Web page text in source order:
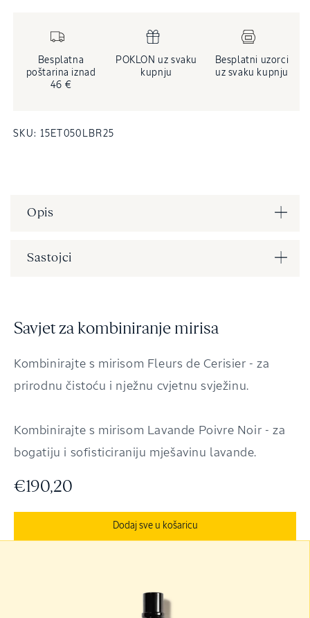
Blanche
Besplatna
poštarina iznad
46 €
POKLON uz svaku
kupnju
Besplatni uzorci
uz svaku kupnju
SKU: INVENTARNA
15ET050LBR25
Opis
Sastojci
Savjet za kombiniranje mirisa
Kombinirajte s mirisom Fleurs de Cerisier - za
prirodnu čistoću i nježnu cvjetnu svježinu.
Kombinirajte s mirisom Lavande Poivre Noir - za
bogatiju i sofisticiraniju mješavinu lavande.
€190,20
Dodaj sve u košaricu